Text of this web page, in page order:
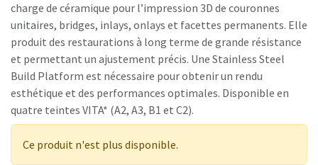
charge de céramique pour l’impression 3D de couronnes
unitaires, bridges, inlays, onlays et facettes permanents. Elle
produit des restaurations à long terme de grande résistance
et permettant un ajustement précis. Une Stainless Steel
Build Platform est nécessaire pour obtenir un rendu
esthétique et des performances optimales. Disponible en
quatre teintes VITA* (A2, A3, B1 et C2).
Ce produit n'est plus disponible.